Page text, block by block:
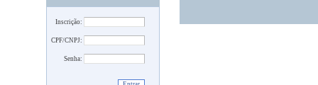
Inscrição:
CPF/CNPJ:
Senha: